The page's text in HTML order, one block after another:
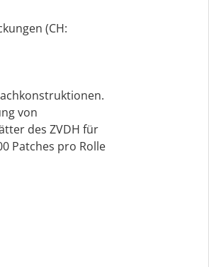
(CH:
von
des ZVDH für
Patches pro Rolle